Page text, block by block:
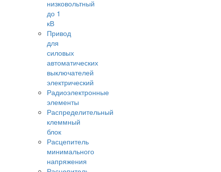
низковольтный
до 1
кВ
Привод
для
силовых
автоматических
выключателей
электрический
Радиоэлектронные
элементы
Распределительный
клеммный
блок
Расцепитель
минимального
напряжения